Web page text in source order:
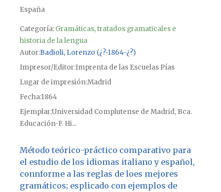
España
Categoría:Gramáticas, tratados gramaticales e
historia de la lengua
Autor Badioli, Lorenzo (¿?-1864-¿?)
Impresor/Editor Imprenta de las Escuelas Pías
Lugar de impresiónMadrid
Fecha1864
Ejemplar Universidad Complutense de Madrid, Bca.
Educación-F. Hi...
Método teórico-práctico comparativo para
el estudio de los idiomas italiano y español,
connforme a las reglas de loes mejores
gramáticos; esplicado con ejemplos de